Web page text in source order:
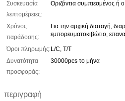
Συσκευασία
λεπτομέρειες:
Οριζόντια συμπιεσμένος ή
Χρόνος
παράδοσης:
Για την αρχική διαταγή,
εμπορευματοκιβώτιο,
Όροι πληρωμής:L/C, T/T
Δυνατότητα
προσφοράς:
30000pcs το μήνα
περιγραφή